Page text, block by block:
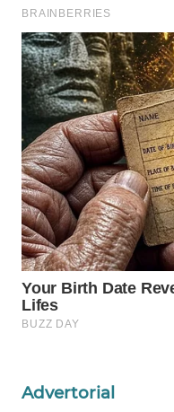
Advertorial
WN
BINTAN
WN
MANDALIKA
WN
LIKUPANG
WN
LABUANBAJO
WN
BORNEO
Group